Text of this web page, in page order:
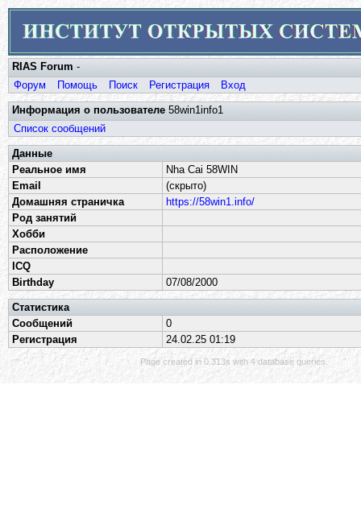
RIAS Forum -
Форум
Помощь Поиск Регистрация Вход
Информация о пользователе 58win1info1
Список сообщений
Данные
Реальное имя
Nha Cai 58WIN
Email
(скрыто)
Домашняя страничка
https://58win1.info/
Род занятий
Хобби
Расположение
ICQ
Birthday
07/08/2000
Статистика
Сообщений
0
Регистрация
24.02.25 01:19
Page created in 0.313s with 4 database queries.